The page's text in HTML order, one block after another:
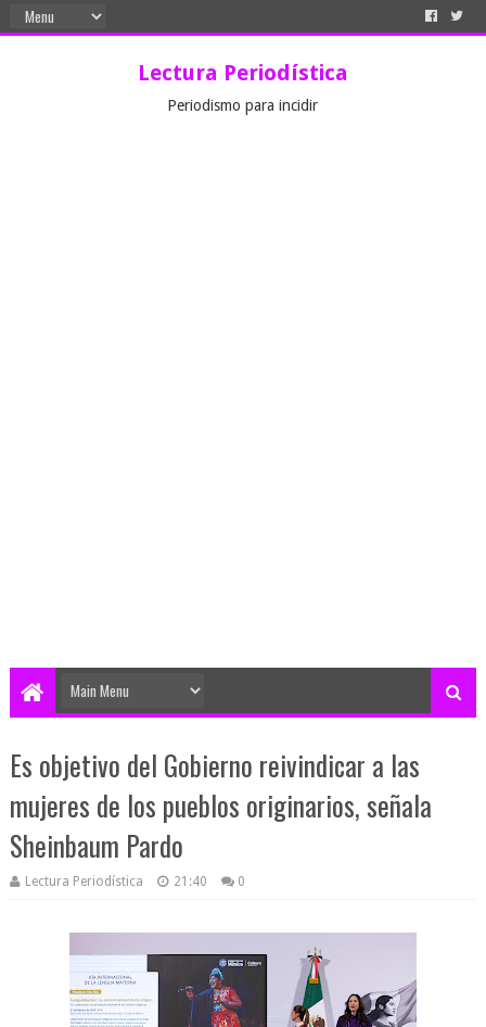
Lectura Periodística
Periodismo para incidir
Es objetivo del Gobierno reivindicar a las
mujeres de los pueblos originarios, señala
Sheinbaum Pardo
Lectura Periodística 21:40 0